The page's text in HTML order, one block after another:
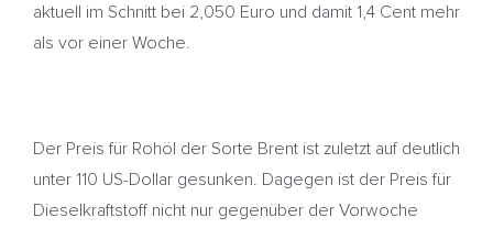
aktuell im Schnitt bei 2,050 Euro und damit 1,4 Cent mehr
als vor einer Woche.
Der Preis für Rohöl der Sorte Brent ist zuletzt auf deutlich
unter 110 US-Dollar gesunken. Dagegen ist der Preis für
Dieselkraftstoff nicht nur gegenüber der Vorwoche